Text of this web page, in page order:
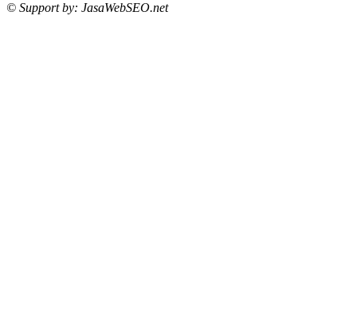
© Support by: JasaWebSEO.net